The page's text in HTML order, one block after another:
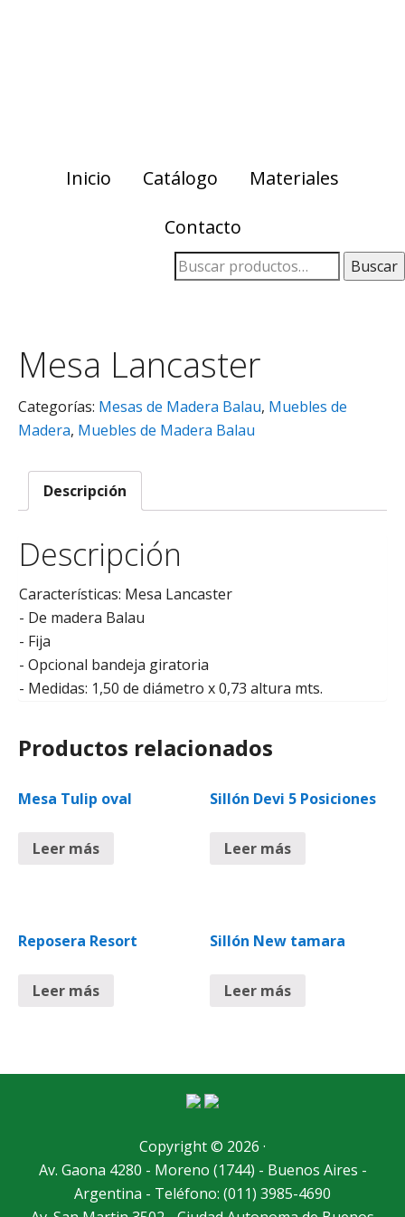
Inicio Catálogo
Materiales
Contacto
Buscar
Mesa Lancaster
Categorías: Mesas de Madera Balau, Muebles de
Madera, Muebles de Madera Balau
Descripción
Descripción
Características: Mesa Lancaster
- De madera Balau
- Fija
- Opcional bandeja giratoria
- Medidas: 1,50 de diámetro x 0,73 altura mts.
Productos relacionados
Mesa Tulip oval
Leer más
Sillón Devi 5 Posiciones
Leer más
Reposera Resort
Leer más
Sillón New tamara
Leer más
Copyright © 2026 ·
Av. Gaona 4280 - Moreno (1744) - Buenos Aires -
Argentina - Teléfono: (011) 3985-4690